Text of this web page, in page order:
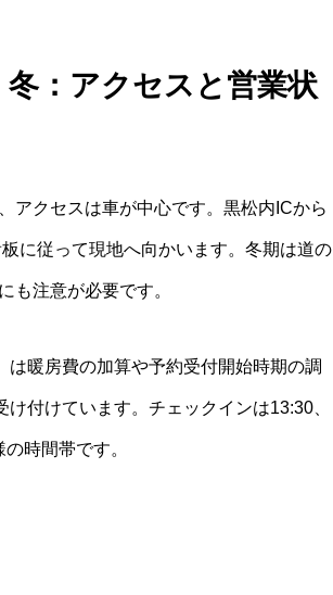
：アクセスと営業状
アクセスは車が中心です。黒松内ICから
に従って現地へ向かいます。冬期は道の
も注意が必要です。
暖房費の加算や予約受付開始時期の調
付けています。チェックインは13:30、
時間帯です。